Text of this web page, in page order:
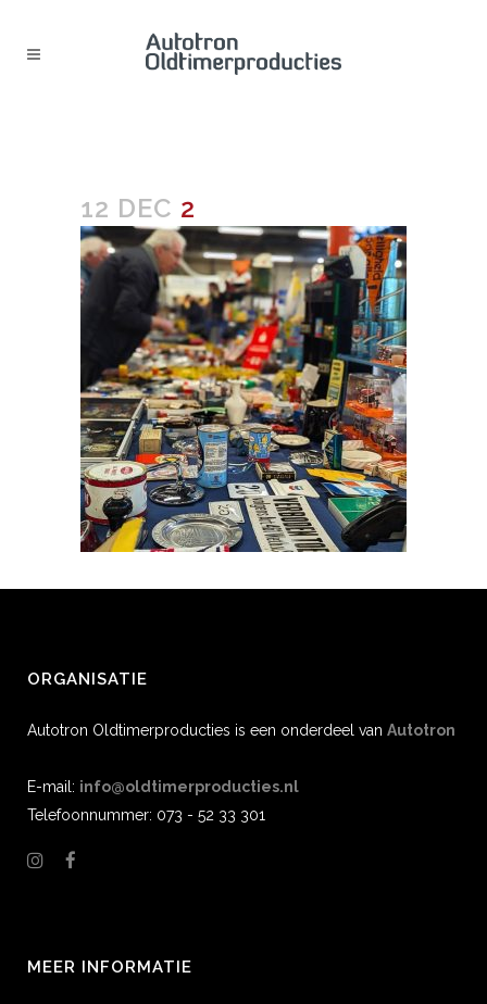
12 DEC 2
ORGANISATIE
Autotron Oldtimerproducties is een onderdeel van Autotron
E-mail: info@oldtimerproducties.nl
Telefoonnummer: 073 - 52 33 301
MEER INFORMATIE